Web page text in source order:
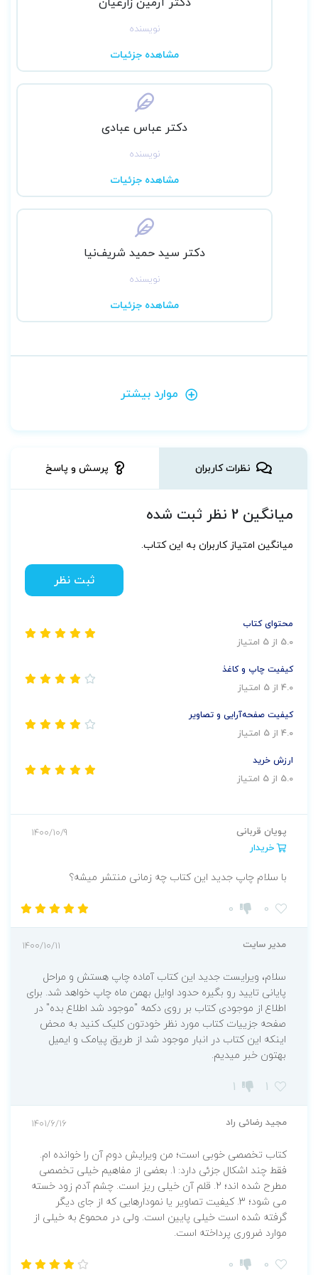
نویسنده
مشاهده جزئیات
دکتر عباس عبادی
نویسنده
مشاهده جزئیات
دکتر سید حمید شریف‌نیا
نویسنده
مشاهده جزئیات
موارد بیشتر
نظرات کاربران پرسش و پاسخ
میانگین 2 نظر ثبت شده
میانگین امتیاز کاربران به این کتاب.
ثبت نظر
محتوای کتاب
5.0 از 5 امتیاز
کیفیت چاپ و کاغذ
4.0 از 5 امتیاز
کیفیت صفحه‌آرایی و تصاویر
4.0 از 5 امتیاز
ارزش خرید
5.0 از 5 امتیاز
پویان قربانی
خریدار
1400/10/9
با سلام چاپ جدید این کتاب چه زمانی منتشر میشه؟
0
0
مدیر سایت 1400/10/11
سلام، ویرایست جدید این کتاب آماده چاپ هستش و مراحل
پایانی تایید رو بگیره حدود اوایل بهمن ماه چاپ خواهد شد. برای
اطلاع از موجودی کتاب بر روی دکمه "موجود شد اطلاع بده" در
صفحه جزییات کتاب مورد نظر خودتون کلیک کنید به محض
اینکه این کتاب در انبار موجود شد از طریق پیامک و ایمیل
بهتون خبر میدیم.
1
1
مجید رضائی راد 1401/6/16
کتاب تخصصی خوبی است؛ من ویرایش دوم آن را خوانده ام.
فقط چند اشکال جزئی دارد: 1. بعضی از مفاهیم خیلی تخصصی
مطرح شده اند؛ 2. قلم آن خیلی ریز است. چشم آدم زود خسته
می شود؛ 3. کیفیت تصاویر یا نمودارهایی که از جای دیگر
گرفته شده است خیلی پایین است. ولی در محموع به خیلی از
موارد ضروری پرداخته است.
0
0